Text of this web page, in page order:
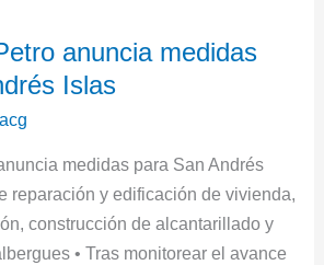
anuncia medidas
Islas
medidas para San Andrés
reparación y edificación de vivienda,
construcción de alcantarillado y
• Tras monitorear el avance